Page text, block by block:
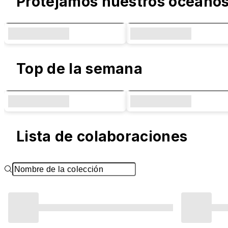
Top de la semana
Lista de colaboraciones